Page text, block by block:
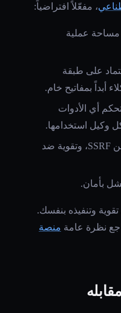
، مفعّلاً افتراضياً:
عملية
على طبقة
أبداً بمفاتيح خام.
أي الأدوات
وكيل استخدامها.
تعقيم المدخلات، والحماية من SSRF، وتقوية ضد
بأمان.
وتنفيذه بنفسك.
نظرة عامة منصة